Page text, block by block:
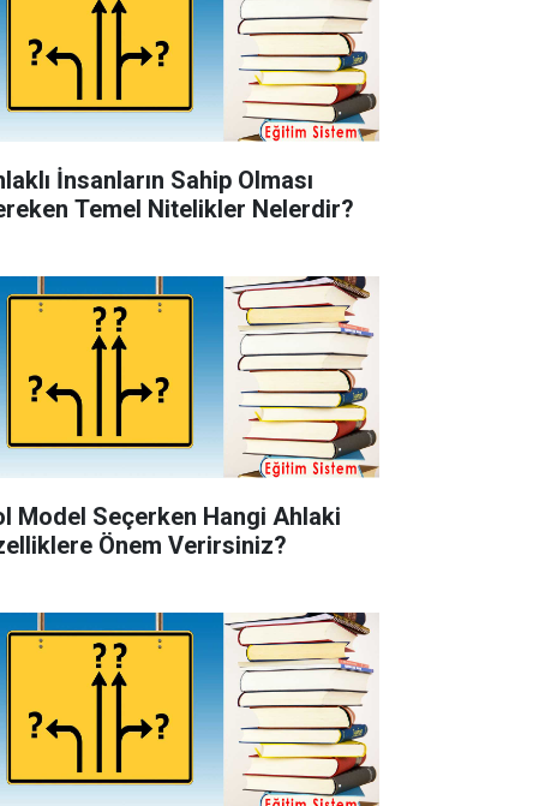
İnsanların Sahip Olması
Temel Nitelikler Nelerdir?
Model Seçerken Hangi Ahlaki
Önem Verirsiniz?